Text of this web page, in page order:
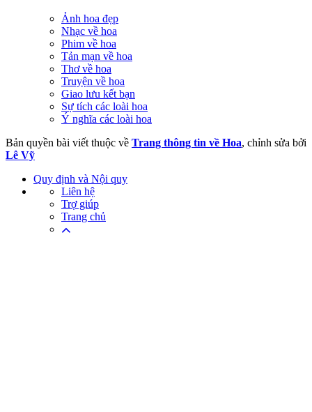
Ảnh hoa đẹp
Nhạc về hoa
Phim về hoa
Tản mạn về hoa
Thơ về hoa
Truyện về hoa
Giao lưu kết bạn
Sự tích các loài hoa
Ý nghĩa các loài hoa
Bản quyền bài viết thuộc về Trang thông tin về Hoa, chỉnh sửa bởi
Lê Vỹ
Quy định và Nội quy
Liên hệ
Trợ giúp
Trang chủ